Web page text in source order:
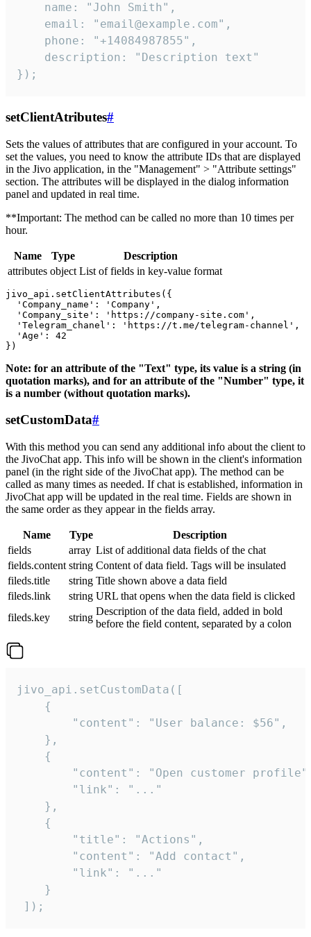
    name: "John Smith",
    email: "email@example.com",
    phone: "+14084987855",
    description: "Description text"
});
setClientAtributes#
Sets the values ​​of attributes that are configured in your account. To
set the values, you need to know the attribute IDs that are displayed
in the Jivo application, in the "Management" > "Attribute settings"
section. The attributes will be displayed in the dialog information
panel and updated in real time.
**Important: The method can be called no more than 10 times per
hour.
Name Type
Description
attributes object List of fields in key-value format
jivo_api.setClientAttributes({
  'Company_name': 'Company',
  'Company_site': 'https://company-site.com',
  'Telegram_chanel': 'https://t.me/telegram-channel',
  'Age': 42
Note: for an attribute of the "Text" type, its value is a string (in
quotation marks), and for an attribute of the "Number" type, it
is a number (without quotation marks).
setCustomData#
With this method you can send any additional info about the client to
the JivoChat app. This info will be shown in the client's information
panel (in the right side of the JivoChat app). The method can be
called as many times as needed. If chat is established, information in
JivoChat app will be updated in the real time. Fields are shown in
the same order as they appear in the fields array.
Name Type
Description
fields
array List of additional data fields of the chat
fields.content string Content of data field. Tags will be insulated
fileds.title
string Title shown above a data field
fileds.link
string URL that opens when the data field is clicked
fileds.key
string
Description of the data field, added in bold
before the field content, separated by a colon
jivo_api.setCustomData([
    {
        "content": "User balance: $56",
    },
    {
"content": "Open customer
        "link": "..."
    },
    {
        "title": "Actions",
        "content": "Add contact",
        "link": "..."
    }
]);